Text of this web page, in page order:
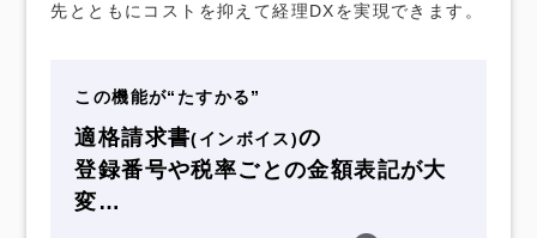
先とともにコストを抑えて経理DXを実現できます。
この機能が“たすかる”
適格請求書(インボイス)の
登録番号や税率ごとの金額表記が大
変…